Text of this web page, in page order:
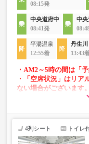
08:15発
中央道府中
08:41発
中
平湯温泉
12:55着
丹生川
13:43
・AM2～5時の間は「
・「空席状況」はリア
ない場合がございます。
・車両は予告なく変更
で、あらかじめご了承
4列シート トイレ